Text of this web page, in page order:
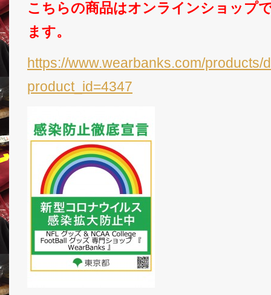
こちらの商品はオンラインショップ
ます。
https://www.wearbanks.com/products/
product_id=4347